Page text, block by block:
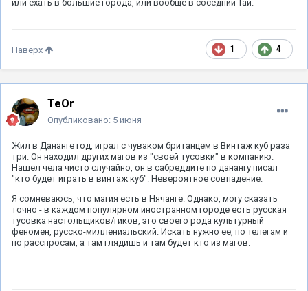
или ехать в большие города, или вообще в соседний Тай.
1 4
Наверх
TeOr
Опубликовано: 5 июня
Жил в Дананге год, играл с чуваком британцем в Винтаж куб раза
три. Он находил других магов из "своей тусовки" в компанию.
Нашел чела чисто случайно, он в сабреддите по данангу писал
"кто будет играть в винтаж куб". Невероятное совпадение.
Я сомневаюсь, что магия есть в Нячанге. Однако, могу сказать
точно - в каждом популярном иностранном городе есть русская
тусовка настольщиков/гиков, это своего рода культурный
феномен, русско-миллениальский. Искать нужно ее, по телегам и
по расспросам, а там глядишь и там будет кто из магов.